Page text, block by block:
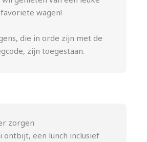
wagen!
die in orde zijn met de
zijn toegestaan.
zorgen
ontbijt, een lunch inclusief